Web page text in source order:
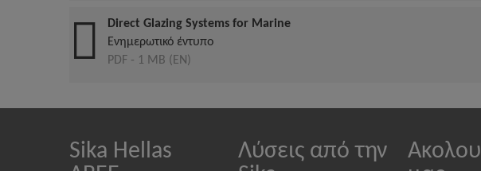
Direct Glazing Systems for Marine
Ενημερωτικό έντυπο
PDF - 1 MB (EN)
Sika Hellas
Λύσεις από την